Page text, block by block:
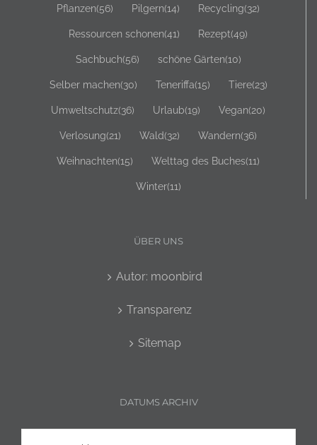
Pflanzen(56) Pilgern(14) Recycling(32)
Ressourcen schonen(41) Rezept(49)
Sachbuch(56) schöne Gärten(10)
Selber machen(30) Teneriffa(15) Tiere(23)
Umweltschutz(36) Urlaub(19) Vegan(20)
Verlosung(21) Wald(32) Wandern(36)
Weihnachten(15) Welttag des Buches(11)
Winter(11)
ÜBER UNS
Autor: moonbird
Transparenz
Sitemap
DATUMS ARCHIV